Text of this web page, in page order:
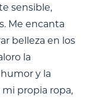
sensible,
Me encanta
belleza en los
la
y la
propia ropa,